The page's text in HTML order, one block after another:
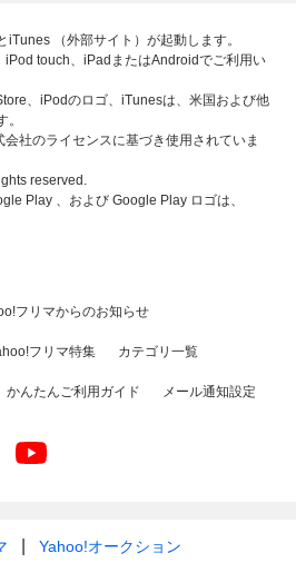
iTunes （外部サイト）が起動します。
iPod touch、iPadまたはAndroidでご利用い
、iPodのロゴ、iTunesは、米国および他
社のライセンスに基づき使用されていま
reserved.
Play 、および Google Play ロゴは、
フリマからのお知らせ
フリマ特集 カテゴリ一覧
かんたんご利用ガイド メール通知設定
Yahoo!オークション